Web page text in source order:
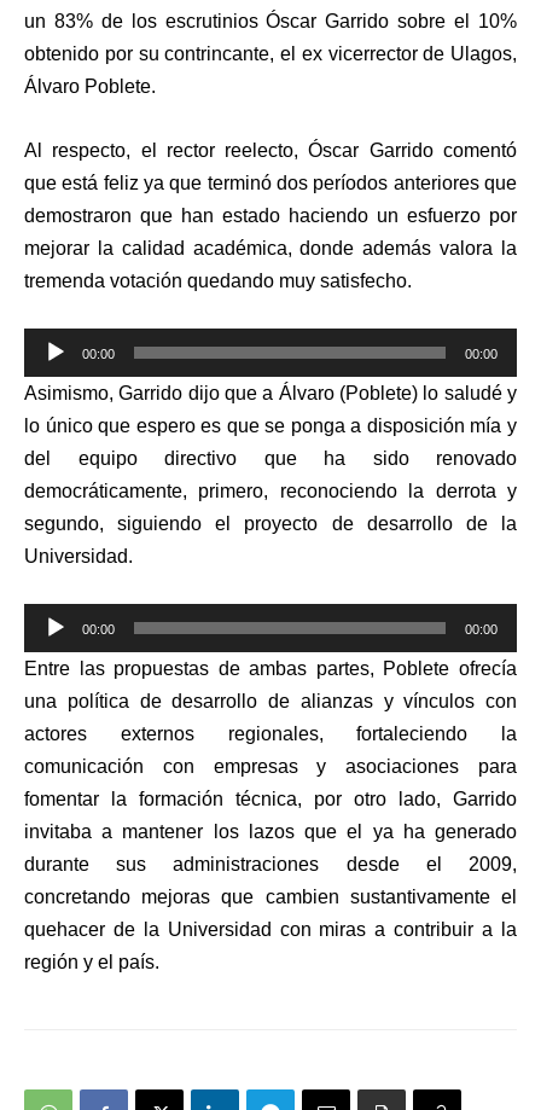
un 83% de los escrutinios Óscar Garrido sobre el 10%
obtenido por su contrincante, el ex vicerrector de Ulagos,
Álvaro Poblete.
Al respecto, el rector reelecto, Óscar Garrido comentó
que está feliz ya que terminó dos períodos anteriores que
demostraron que han estado haciendo un esfuerzo por
mejorar la calidad académica, donde además valora la
tremenda votación quedando muy satisfecho.
Reproductor
de
audio
00:00 00:00
Asimismo, Garrido dijo que a Álvaro (Poblete) lo saludé y
lo único que espero es que se ponga a disposición mía y
del equipo directivo que ha sido renovado
democráticamente, primero, reconociendo la derrota y
segundo, siguiendo el proyecto de desarrollo de la
Universidad.
Reproductor
de
audio
00:00 00:00
Entre las propuestas de ambas partes, Poblete ofrecía
una política de desarrollo de alianzas y vínculos con
actores externos regionales, fortaleciendo la
comunicación con empresas y asociaciones para
fomentar la formación técnica, por otro lado, Garrido
invitaba a mantener los lazos que el ya ha generado
durante sus administraciones desde el 2009,
concretando mejoras que cambien sustantivamente el
quehacer de la Universidad con miras a contribuir a la
región y el país.